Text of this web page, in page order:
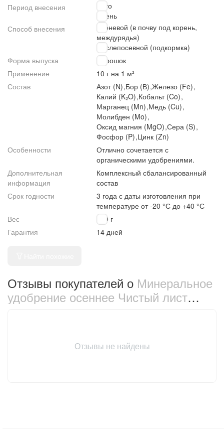
Период внесения
Лето
Осень
Способ внесения
Корневой (в почву под корень,
междурядья)
Послепосевной (подкормка)
Форма выпуска
Порошок
Применение
10 г на 1 м²
Состав
Азот (N),Бор (В),Железо (Fe),
Калий (K₂O),Кобальт (Co),
Марганец (Mn),Медь (Cu),
Молибден (Mo),
Оксид магния (MgO),Сера (S),
Фосфор (P),Цинк (Zn)
Особенности
Отлично сочетается с
органическими удобрениями.
Дополнительная
информация
Комплексный сбалансированный
состав
Срок годности
3 года с даты изготовления при
температуре от -20 °С до +40 °С
Вес
300 г
Гарантия
14 дней
Отзывы покупателей о Минеральное
удобрение осеннее Чистый лист
Отзывы не найдены